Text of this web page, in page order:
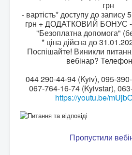
грн
- вартість* доступу до запису
грн + ДОДАТКОВИЙ БОНУС -
"Безоплатна допомога"
* ціна дійсна до
Поспішайте! Виникли
вебінар?
044 290-44-94 (Kyiv), 095-
067-764-16-74 (Kyivstar),
https://youtu.be/
Пропустили